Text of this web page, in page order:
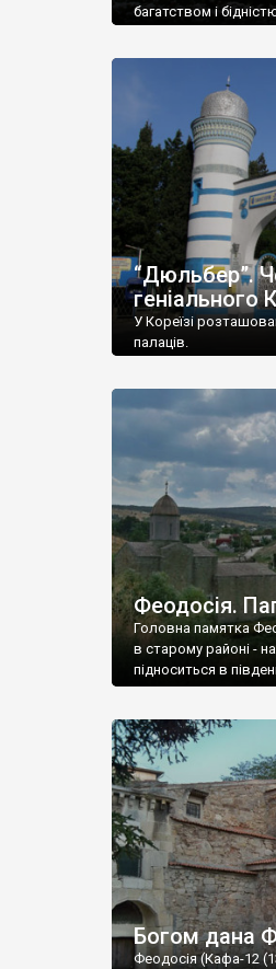
багатством і
“Дюльбер”.
геніального
У Кореїзі
палаців.
Феодосія.
Головна памятка
в старому районі -
підноситься в
Богом дана
Феодосія (Кафа-12